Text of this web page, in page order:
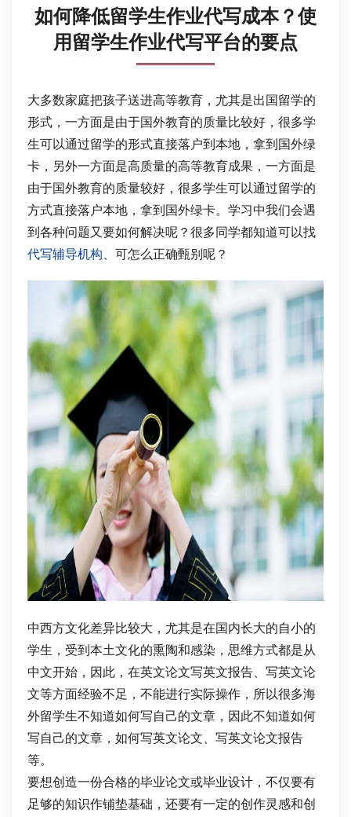
如何降低留学生作业代写成本？使
用留学生作业代写平台的要点
大多数家庭把孩子送进高等教育，尤其是出国留学的
形式，一方面是由于国外教育的质量比较好，很多学
生可以通过留学的形式直接落户到本地，拿到国外绿
卡，另外一方面是高质量的高等教育成果，一方面是
由于国外教育的质量较好，很多学生可以通过留学的
方式直接落户本地，拿到国外绿卡。学习中我们会遇
到各种问题又要如何解决呢？很多同学都知道可以找
代写辅导机构、可怎么正确甄别呢？
中西方文化差异比较大，尤其是在国内长大的自小的
学生，受到本土文化的熏陶和感染，思维方式都是从
中文开始，因此，在英文论文写英文报告、写英文论
文等方面经验不足，不能进行实际操作，所以很多海
外留学生不知道如何写自己的文章，因此不知道如何
写自己的文章，如何写英文论文、写英文论文报告
等。
要想创造一份合格的毕业论文或毕业设计，不仅要有
足够的知识作铺垫基础，还要有一定的创作灵感和创